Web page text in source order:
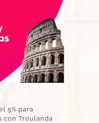
5% para
con Troulanda